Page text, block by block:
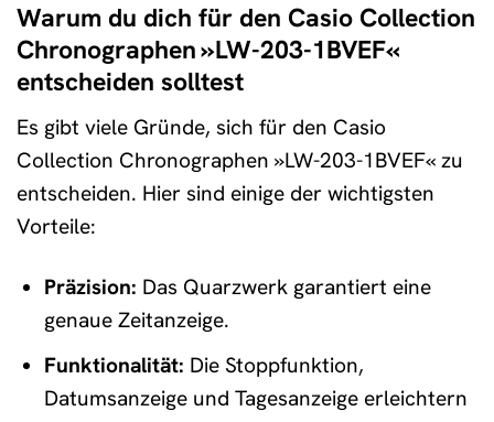
Warum du dich für den Casio Collection
Chronographen »LW-203-1BVEF«
entscheiden solltest
Es gibt viele Gründe, sich für den Casio
Collection Chronographen »LW-203-1BVEF« zu
entscheiden. Hier sind einige der wichtigsten
Vorteile:
Präzision: Das Quarzwerk garantiert eine
genaue Zeitanzeige.
Funktionalität: Die Stoppfunktion,
Datumsanzeige und Tagesanzeige erleichtern